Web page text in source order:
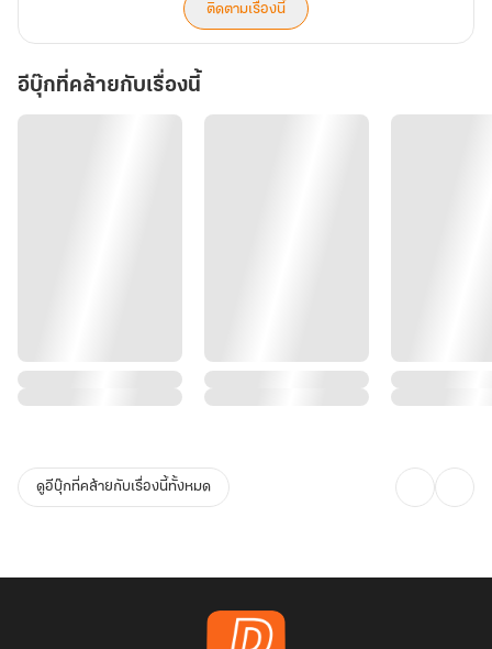
ติดตามเรื่องนี้
อีบุ๊กที่คล้ายกับเรื่องนี้
ดูอีบุ๊กที่คล้ายกับเรื่องนี้ทั้งหมด